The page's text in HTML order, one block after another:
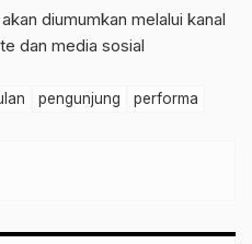
diumumkan melalui kanal
dan media sosial
pengunjung
performa